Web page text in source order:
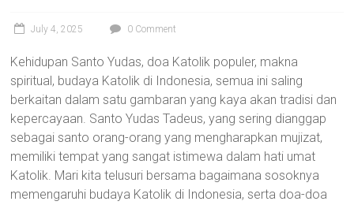
July 4, 2025 0 Comment
Kehidupan Santo Yudas, doa Katolik populer, makna
spiritual, budaya Katolik di Indonesia, semua ini saling
berkaitan dalam satu gambaran yang kaya akan tradisi dan
kepercayaan. Santo Yudas Tadeus, yang sering dianggap
sebagai santo orang-orang yang mengharapkan mujizat,
memiliki tempat yang sangat istimewa dalam hati umat
Katolik. Mari kita telusuri bersama bagaimana sosoknya
memengaruhi budaya Katolik di Indonesia, serta doa-doa